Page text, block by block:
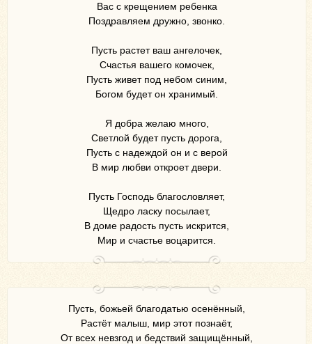
Вас с крещением ребенка
Поздравляем дружно, звонко.
Пусть растет ваш ангелочек,
Счастья вашего комочек,
Пусть живет под небом синим,
Богом будет он хранимый.
Я добра желаю много,
Светлой будет пусть дорога,
Пусть с надеждой он и с верой
В мир любви откроет двери.
Пусть Господь благословляет,
Щедро ласку посылает,
В доме радость пусть искрится,
Мир и счастье воцарится.
Пусть, божьей благодатью осенённый,
Растёт малыш, мир этот познаёт,
От всех невзгод и бедствий защищённый,